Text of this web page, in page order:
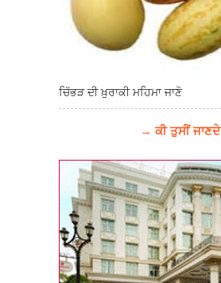
ਚਿੱਭੜ ਦੀ ਖ਼ੁਰਾਕੀ ਮਹਿਮਾ ਜਾਣੋ
→ ਕੀ ਤੁਸੀਂ